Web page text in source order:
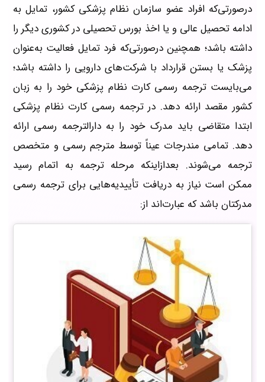
درصورتی‌که افراد عضو سازمان نظام پزشکی کشور، تمایل به
ادامه تحصیل عالی و یا اخذ بورس تحصیلی در کشوری دیگر را
داشته باشد؛ همچنین درصورتی‌که فرد تمایل فعالیت به‌عنوان
پزشک یا بستن قرارداد با شرکت‌های دارویی را داشته باشد؛
می‌بایست ترجمه رسمی کارت نظام پزشکی خود را به زبان
کشور مقصد ارائه دهد. در ترجمه رسمی کارت نظام پزشکی
ابتدا متقاضی باید مدرک خود را به دارالترجمه رسمی ارائه
دهد. تمامی مندرجات عیناً توسط مترجم رسمی و متخصص
ترجمه می‌شوند. بعدازاینکه مرحله ترجمه به اتمام رسید
ممکن است نیاز به دریافت تأییدیه‌هایی برای ترجمه رسمی
مدرکتان باشد که عبارت‌اند از: